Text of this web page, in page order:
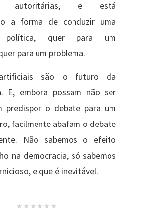
autoritárias, e está
a forma de conduzir uma
política, quer para um
para um problema.
artificiais são o futuro da
E, embora possam não ser
predispor o debate para um
facilmente abafam o debate
Não sabemos o efeito
na democracia, só sabemos
e que é inevitável.